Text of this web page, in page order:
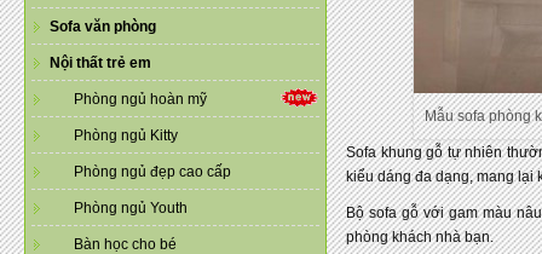
Sofa văn phòng
Nội thất trẻ em
Phòng ngủ hoàn mỹ
Phòng ngủ Kitty
Phòng ngủ đẹp cao cấp
Phòng ngủ Youth
Bàn học cho bé
Mẫu sofa phòng
Sofa khung gỗ tự nhiên
kiểu dáng đa dạng, mang lại
Bộ sofa gỗ với gam màu
phòng khách nhà bạn.